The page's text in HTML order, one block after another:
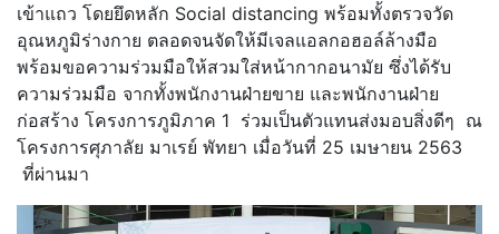
เข้าแถว โดยยึดหลัก Social distancing พร้อมทั้งตรวจวัด
อุณหภูมิร่างกาย ตลอดจนจัดให้มีเจลแอลกอฮอล์ล้างมือ
พร้อมขอความร่วมมือให้สวมใส่หน้ากากอนามัย ซึ่งได้รับ
ความร่วมมือ จากทั้งพนักงานฝ่ายขาย และพนักงานฝ่าย
ก่อสร้าง โครงการภูมิภาค 1 ร่วมเป็นตัวแทนส่งมอบสิ่งดีๆ ณ
โครงการศุภาลัย มาเรย์ พัทยา เมื่อวันที่ 25 เมษายน 2563
ที่ผ่านมา